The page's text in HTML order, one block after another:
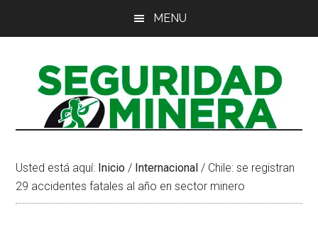
principal
MENU
Usted está aquí: Inicio / Internacional / Chile: se registran
29 accidentes fatales al año en sector minero